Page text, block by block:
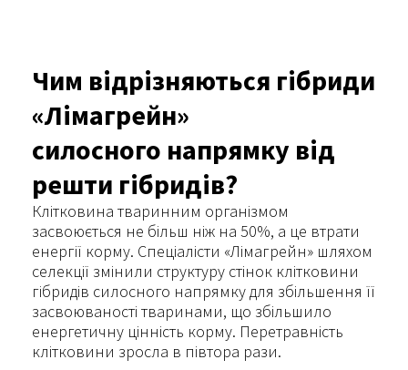
Чим відрізняються гібриди
«Лімагрейн»
силосного напрямку від
решти гібридів?
Клітковина тваринним організмом
засвоюється не більш ніж на 50%, а це втрати
енергії корму. Спеціалісти «Лімагрейн» шляхом
селекції змінили структуру стінок клітковини
гібридів силосного напрямку для збільшення її
засвоюваності тваринами, що збільшило
енергетичну цінність корму. Перетравність
клітковини зросла в півтора рази.